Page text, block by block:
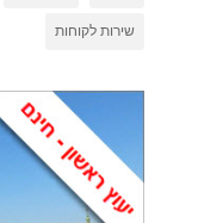
שירות לקוחות